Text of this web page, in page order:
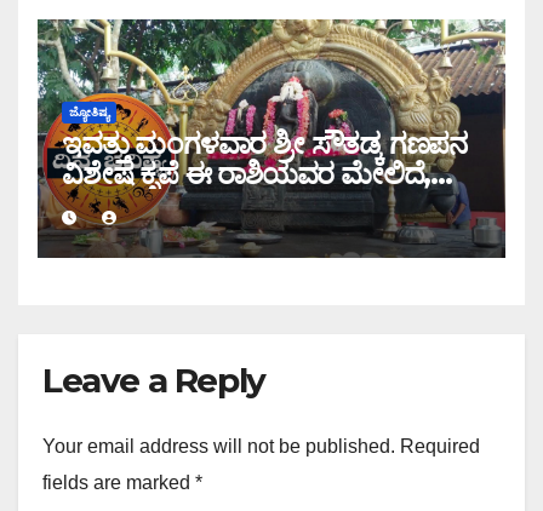
ಜ್ಯೋತಿಷ್ಯ
ಇವತ್ತು ಮಂಗಳವಾರ ಶ್ರೀ ಸೌತಡ್ಕ ಗಣಪನ
ವಿಶೇಷ ಕೃಪೆ ಈ ರಾಶಿಯವರ ಮೇಲಿದೆ,
ಇಂದಿನ ರಾಶಿ ಭವಿಷ್ಯ ತಿಳಿಯಿರಿ
Leave a Reply
Your email address will not be published. Required
fields are marked *